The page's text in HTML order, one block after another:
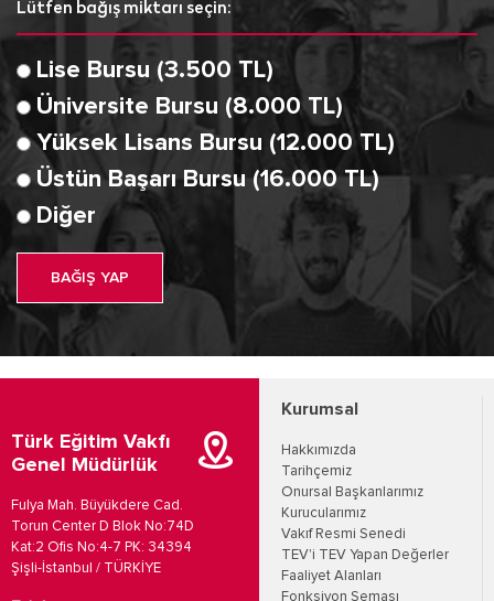
Lütfen bağış miktarı seçin:
Lise Bursu (3.500 TL)
Üniversite Bursu (8.000 TL)
Yüksek Lisans Bursu (12.000 TL)
Üstün Başarı Bursu (16.000 TL)
Diğer
BAĞIŞ YAP
Türk Eğitim Vakfı
Genel Müdürlük
Fulya Mah. Büyükdere Cad.
Torun Center D Blok No:74D
Kat:2 Ofis No:4-7 PK: 34394
Şişli-İstanbul / TÜRKİYE
Kurumsal
Hakkımızda
Tarihçemiz
Onursal Başkanlarımız
Kurucularımız
Vakıf Resmi Senedi
TEV'i TEV Yapan Değerler
Faaliyet Alanları
Fonksiyon Şeması